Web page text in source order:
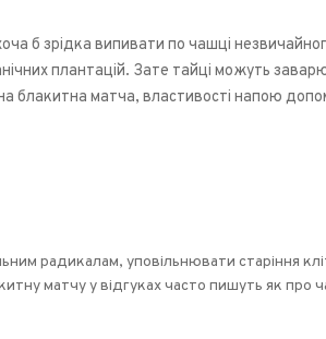
б зрідка випивати по чашці
плантацій. Зате тайці можуть
блакитна матча, властивості напою
радикалам, уповільнювати старіння
матчу у відгуках часто пишуть як про